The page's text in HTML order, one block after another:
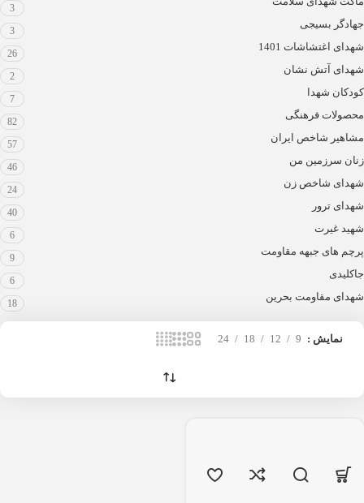
3
جهادگر بسیجی
3
شهدای اغتشاشات 1401
26
شهدای آتش نشان
2
کودکان شهدا
7
محصولات فرهنگی
82
مشاهیر شاخص ایران
57
زنان سرزمین من
46
شهدای شاخص زن
24
شهدای ترور
40
شهید غیرت
6
پرچم های جبهه مقاومت
9
جاکلیدی
6
شهدای مقاومت بحرین
18
نمایش 9
12
18
24